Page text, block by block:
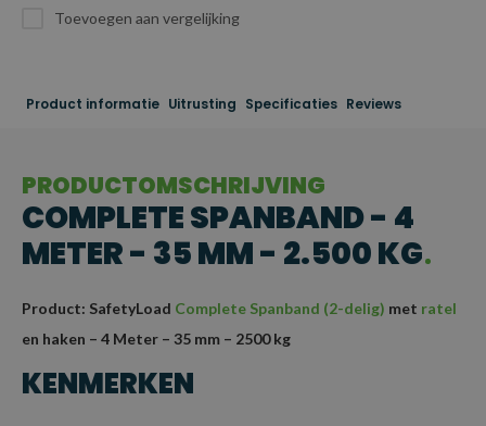
Toevoegen aan vergelijking
Product informatie Uitrusting Specificaties Reviews
PRODUCTOMSCHRIJVING
COMPLETE SPANBAND - 4
METER - 35 MM - 2.500 KG
Product: SafetyLoad Complete Spanband (2-delig) met ratel
en haken – 4 Meter – 35 mm – 2500 kg
KENMERKEN